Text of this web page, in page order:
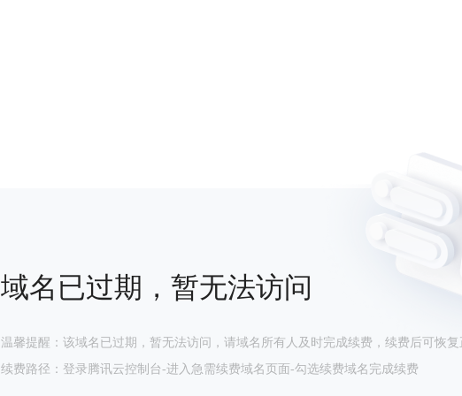
域名已过期，暂无法访问
温馨提醒：该域名已过期，暂无法访问，请域名所有人及时完成续费，续费后可恢复
续费路径：登录腾讯云控制台-进入急需续费域名页面-勾选续费域名完成续费